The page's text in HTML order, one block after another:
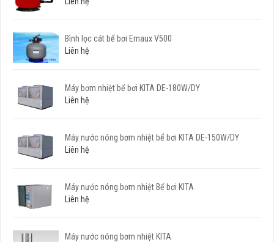
Bình lọc cát bể bơi Emaux V500
Liên hệ
Máy bơm nhiệt bể bơi KITA DE-180W/DY
Liên hệ
Máy nước nóng bơm nhiệt bể bơi KITA DE-150W/DY
Liên hệ
Máy nước nóng bơm nhiệt Bể bơi KITA
Liên hệ
Máy nước nóng bơm nhiệt KITA